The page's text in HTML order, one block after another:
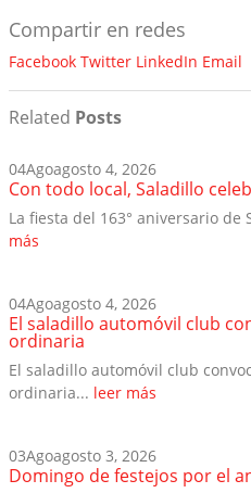
Compartir en redes
Facebook Twitter LinkedIn Email
Related Posts
04Agoagosto 4, 2026
Con todo local, Saladillo
La fiesta del 163° aniversario de
más
04Agoagosto 4, 2026
El saladillo automóvil club
ordinaria
El saladillo automóvil club
ordinaria... leer más
03Agoagosto 3, 2026
Domingo de festejos por el